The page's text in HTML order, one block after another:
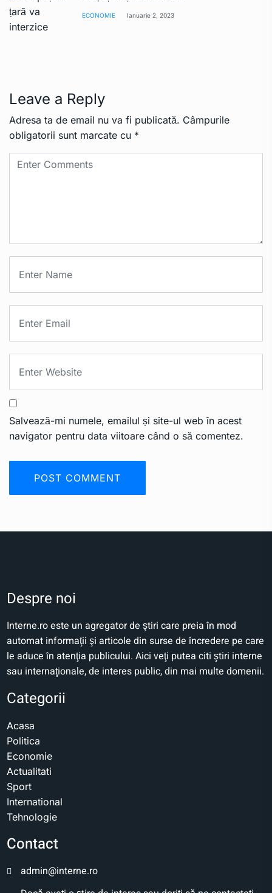
ECONOMIE Ianuarie 2, 2023
Leave a Reply
Adresa ta de email nu va fi publicată. Câmpurile
obligatorii sunt marcate cu *
Salvează-mi numele, emailul și site-ul web în acest
navigator pentru data viitoare când o să comentez.
Despre noi
Interne.ro este un agregator de ştiri care preia în mod
automat informaţii şi articole din surse de încredere pe care
le aduce în atenţia publicului. Aici veţi putea citi ştiri interne
sau internaţionale, de interes public, din mai multe domenii.
Categorii
Acasa
Politica
Economie
Actualitati
Sport
International
Tehnologie
Contact
admin@interne.ro